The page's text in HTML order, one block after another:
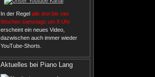
In der Regel alle drei bis vier
Wochen samstags um 8 Uhr
erscheint ein neues Video,
dazwischen auch immer wieder
YouTube-Shorts.
Aktuelles bei Piano Lang